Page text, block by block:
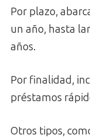
Por plazo,
un año, hasta
años.
Por finalidad,
préstamos
Otros tipos,